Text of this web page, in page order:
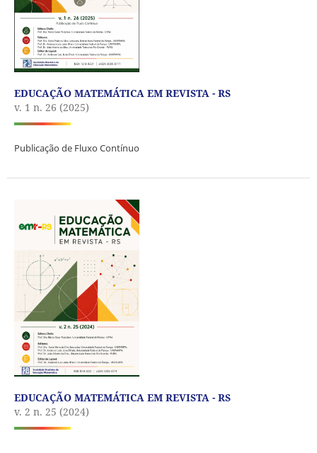
EDUCAÇÃO MATEMÁTICA EM REVISTA - RS
v. 1 n. 26 (2025)
Publicação de Fluxo Contínuo
EDUCAÇÃO MATEMÁTICA EM REVISTA - RS
v. 2 n. 25 (2024)